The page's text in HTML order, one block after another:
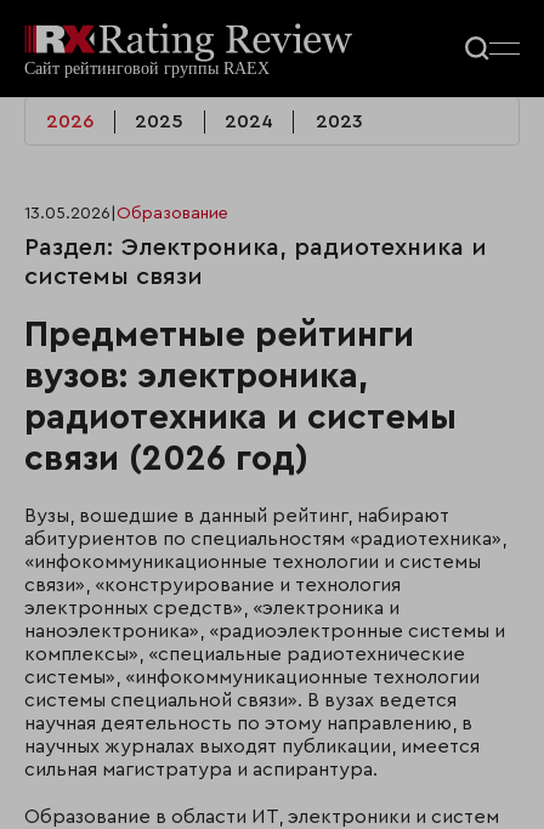
2026 2025 2024 2023
13.05.2026 Образование
Раздел: Электроника, радиотехника и
системы связи
Предметные рейтинги
вузов: электроника,
радиотехника и системы
связи (2026 год)
Вузы, вошедшие в данный рейтинг, набирают
абитуриентов по специальностям «радиотехника»,
«инфокоммуникационные технологии и системы
связи», «конструирование и технология
электронных средств», «электроника и
наноэлектроника», «радиоэлектронные системы и
комплексы», «специальные радиотехнические
системы», «инфокоммуникационные технологии
системы специальной связи». В вузах ведется
научная деятельность по этому направлению, в
научных журналах выходят публикации, имеется
сильная магистратура и аспирантура.
Образование в области ИТ, электроники и систем